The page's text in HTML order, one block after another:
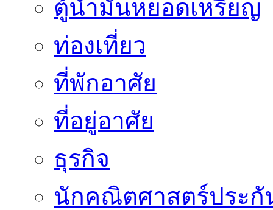
ตู้น้ำมันหยอดเหรียญ
ท่องเที่ยว
ที่พักอาศัย
ที่อยู่อาศัย
ธุรกิจ
นักคณิตศาสตร์ประกั